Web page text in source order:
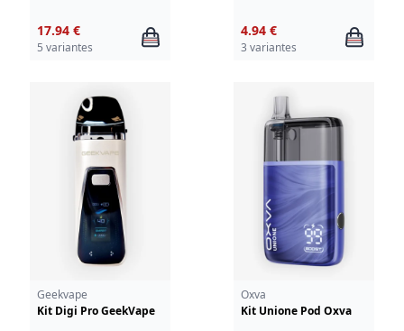
17.94 €
5 variantes
4.94 €
3 variantes
Geekvape
Kit Digi Pro GeekVape
Oxva
Kit Unione Pod Oxva